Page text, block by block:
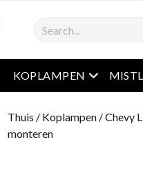
Zoekopdracht
KOPLAMPEN Open het
Thuis / Koplampen /Chevy
monteren